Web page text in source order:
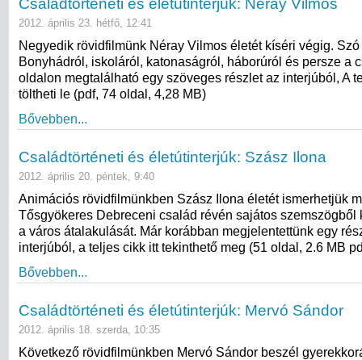
Családtörténeti és életútinterjúk: Néray Vilmos
2012. április 23. hétfő, 12:41
Negyedik rövidfilmünk Néray Vilmos életét kíséri végig.
Bonyhádról, iskoláról, katonaságról, háborúról és persze a
oldalon megtalálható egy szöveges részlet az interjúból, A
töltheti le (pdf, 74 oldal, 4,28 MB)
Bővebben...
Családtörténeti és életútinterjúk: Szász Ilona
2012. április 20. péntek, 9:40
Animációs rövidfilmünkben Szász Ilona életét ismerhetjük
Tősgyökeres Debreceni család révén sajátos szemszögből
a város átalakulását. Már korábban megjelentettünk egy
interjúból, a teljes cikk itt tekinthető meg (51 oldal, 2.6 MB
Bővebben...
Családtörténeti és életútinterjúk: Mervó Sándor
2012. április 18. szerda, 10:35
Következő rövidfilmünkben Mervó Sándor beszél